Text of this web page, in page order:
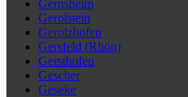
Gernsheim
Gerolstein
Gerolzhofen
Gersfeld (Rhön)
Gersthofen
Gescher
Geseke